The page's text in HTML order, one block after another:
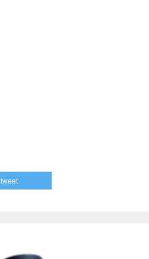
tweet